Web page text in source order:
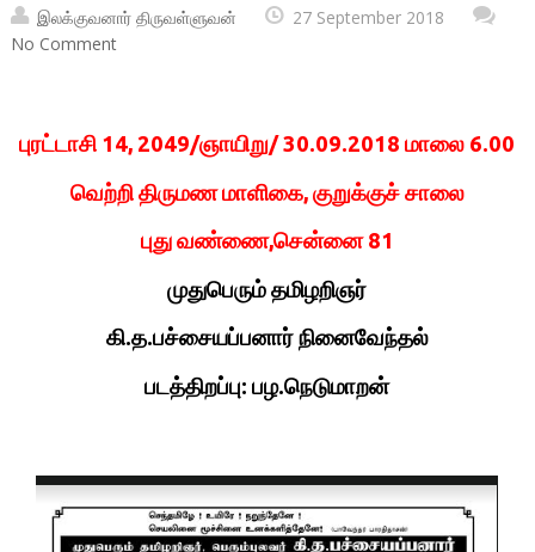
இலக்குவனார் திருவள்ளுவன்
27 September 2018
No Comment
புரட்டாசி 14, 2049/ஞாயிறு/ 30.09.2018 மாலை 6.00
வெற்றி திருமண மாளிகை, குறுக்குச் சாலை
புது வண்ணை,சென்னை 81
முதுபெரும் தமிழறிஞர்
கி.த.பச்சையப்பனார் நினைவேந்தல்
படத்திறப்பு: பழ.நெடுமாறன்